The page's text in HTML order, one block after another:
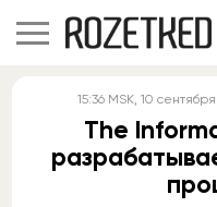
15:36 MSK, 10
The